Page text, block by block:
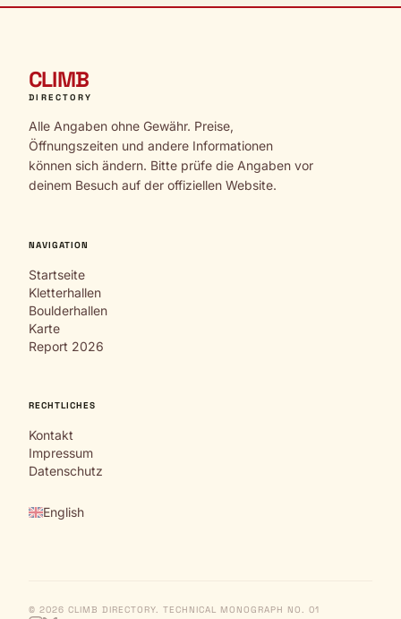
CLIMB
DIRECTORY
Alle Angaben ohne Gewähr. Preise,
Öffnungszeiten und andere Informationen
können sich ändern. Bitte prüfe die Angaben vor
deinem Besuch auf der offiziellen Website.
NAVIGATION
Startseite
Kletterhallen
Boulderhallen
Karte
Report 2026
RECHTLICHES
Kontakt
Impressum
Datenschutz
English
© 2026 CLIMB DIRECTORY. TECHNICAL MONOGRAPH NO. 01